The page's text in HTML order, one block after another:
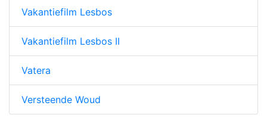
Vakantiefilm Lesbos
Vakantiefilm Lesbos II
Vatera
Versteende Woud